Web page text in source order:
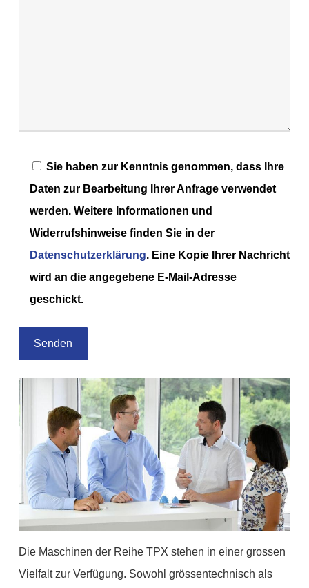
Sie haben zur Kenntnis genommen, dass Ihre
Daten zur Bearbeitung Ihrer Anfrage verwendet
werden. Weitere Informationen und
Widerrufshinweise finden Sie in der
Datenschutzerklärung. Eine Kopie Ihrer Nachricht
wird an die angegebene E-Mail-Adresse
geschickt.
Die Maschinen der Reihe TPX stehen in einer grossen
Vielfalt zur Verfügung. Sowohl grössentechnisch als